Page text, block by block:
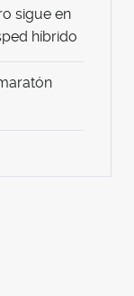
sigue en
híbrido